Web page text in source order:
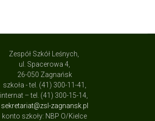
Zespół Szkół Leśnych,
ul. Spacerowa 4,
26-050 Zagnańsk
szkoła - tel. (41) 300-11-41,
internat – tel. (41) 300-15-14,
sekretariat@zsl-zagnansk.pl
konto szkoły: NBP O/Kielce